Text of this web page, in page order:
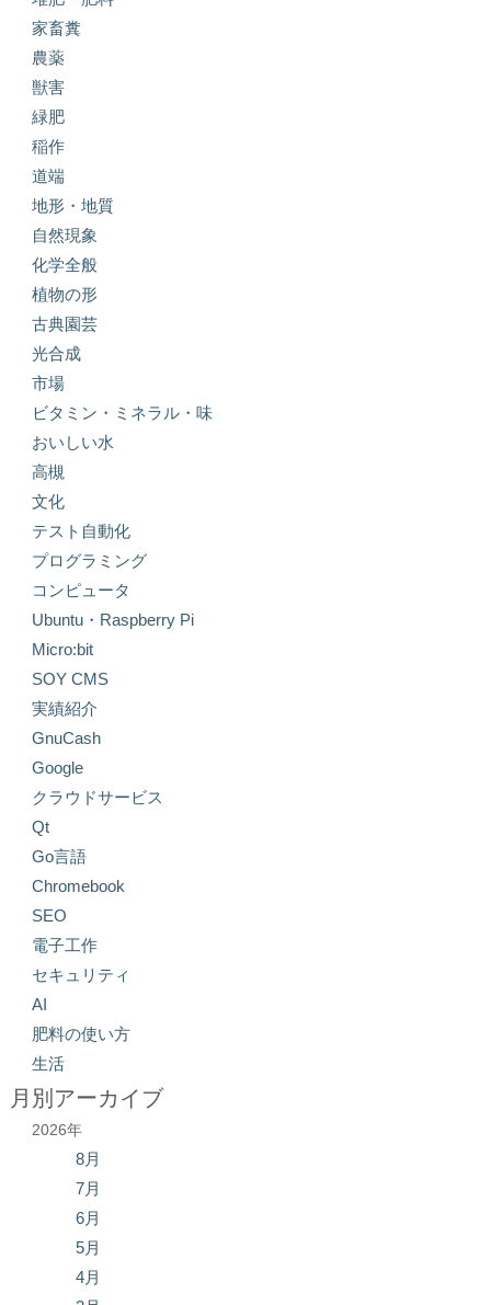
家畜糞
農薬
獣害
緑肥
稲作
道端
地形・地質
自然現象
化学全般
植物の形
古典園芸
光合成
市場
ビタミン・ミネラル・味
おいしい水
高槻
文化
テスト自動化
プログラミング
コンピュータ
Ubuntu・Raspberry Pi
Micro:bit
SOY CMS
実績紹介
GnuCash
Google
クラウドサービス
Qt
Go言語
Chromebook
SEO
電子工作
セキュリティ
AI
肥料の使い方
生活
月別アーカイブ
2026年
8月
7月
6月
5月
4月